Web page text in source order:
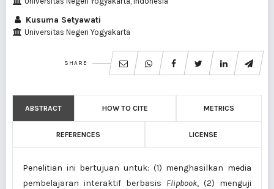
Kusuma Setyawati
Universitas Negeri Yogyakarta
SHARE
ABSTRACT HOW TO CITE METRICS
REFERENCES LICENSE
Penelitian ini bertujuan untuk: (1) menghasilkan media
pembelajaran interaktif berbasis Flipbook, (2) menguji